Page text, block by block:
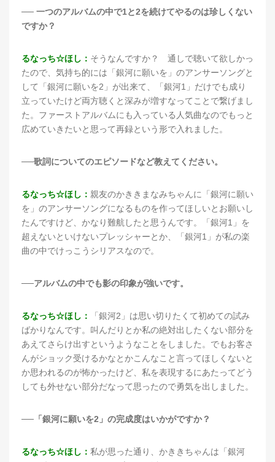
── 一つのアルバムの中で1と2を続けてやるのは珍しくない
ですか？
るなっち☆ほし： そうなんですか？ 通しで聴いて欲しかっ
たので、気持ち的には「銀河に願いを」のアンサーソングと
して「銀河に願いを2」が出来て、「銀河1」だけでも成り
立っていたけど両方聴くと深みが増すなってことで繋げまし
た。ファーストアルバムにも入っている人気曲なのでもっと
広めていきたいと思って再録という形で入れました。
──歌詞についてのエピソードなど教えてください。
るなっち☆ほし： 親友のかききまなみちゃんに「銀河に願い
を」のアンサーソングになるものを作ってほしいとお願いし
たんですけど、かなり難航したと思うんです。「銀河1」を
超えないといけないプレッシャーとか、「銀河1」が私の楽
曲の中でけっこうシリアスなので。
──アルバムの中でも影の印象が強いです。
るなっち☆ほし：
「銀河2」は思い切りたくて初めての試み
ばかりなんです。叫んだりとか私の絶対出したくない部分を
あえてさらけ出すというようなことをしました。でもお客さ
んがショック受けるかなとかこんなこと言ってほしくないと
か思われるのが怖かったけど、私を表現するにあたってどう
しても外せない部分だなって思ったので勇気を出しました。
──「銀河に願いを2」の完成度はいかがですか？
るなっち☆ほし： 私が思った通り、かききちゃんは「銀河